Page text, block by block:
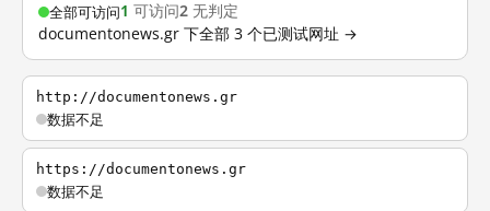
全部可访问1 可访问2 无判定
documentonews.gr 下全部 3 个已测试网址 →
http://documentonews.gr
数据不足
https://documentonews.gr
数据不足